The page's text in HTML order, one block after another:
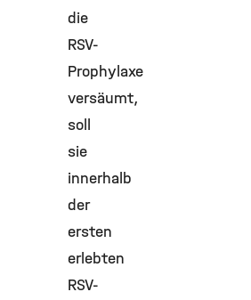
die
RSV-
Prophylaxe
versäumt,
soll
sie
innerhalb
der
ersten
erlebten
RSV-